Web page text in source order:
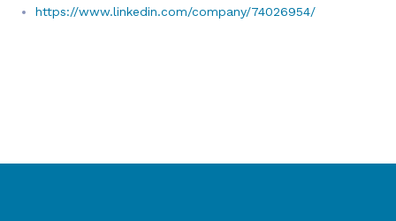
https://www.linkedin.com/company/74026954/